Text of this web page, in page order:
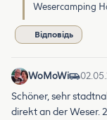
Wesercamping
Відповідь
WoMoWi
Schöner, sehr
direkt an der Weser.